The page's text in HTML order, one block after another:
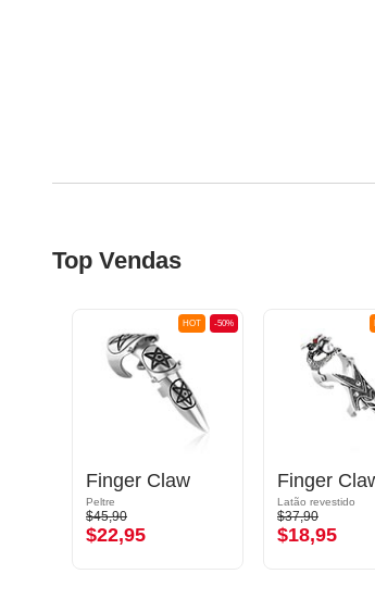
Top Vendas
-50%
HOT
Finger Claw
Peltre
$45,90
$22,95
Finger
Latão revestido
$37,90
$18,95